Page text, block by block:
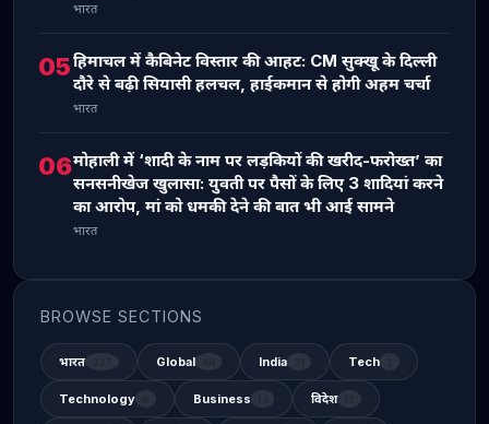
भारत
05हिमाचल में कैबिनेट विस्तार की आहट: CM सुक्खू के दिल्ली
दौरे से बढ़ी सियासी हलचल, हाईकमान से होगी अहम चर्चा
भारत
06मोहाली में ‘शादी के नाम पर लड़कियों की खरीद-फरोख्त’ का
सनसनीखेज खुलासा: युवती पर पैसों के लिए 3 शादियां करने
का आरोप, मां को धमकी देने की बात भी आई सामने
भारत
BROWSE SECTIONS
भारत Global India Tech
Technology Business विदेश